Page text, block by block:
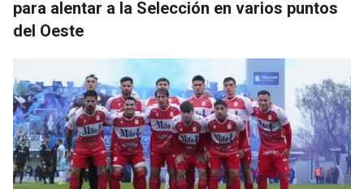
para alentar a la Selección en varios puntos
del Oeste